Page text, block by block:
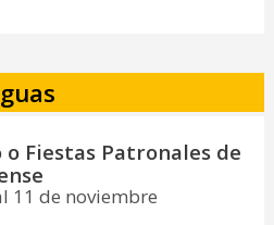
Fiestas Patronales de
11 de noviembre